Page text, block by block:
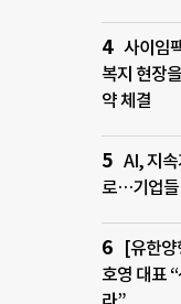
사이임
복지 현장
약 체결
AI, 지
로…기업들
[유한양
호영 대표